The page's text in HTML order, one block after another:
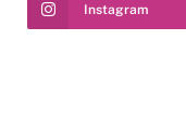
Instagram